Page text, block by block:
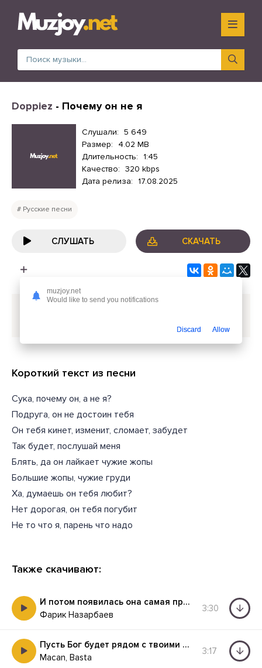
Doppiez - Почему он не я
Слушали: 5 649
Размер:
4.02 MB
Длительность: 1:45
Качество: 320 kbps
Дата релиза: 17.08.2025
Русские песни
СЛУШАТЬ СКАЧАТЬ
Короткий текст из песни
Сука, почему он, а не я?
Подруга, он не достоин тебя
Он тебя кинет, изменит, сломает, забудет
Так будет, послушай меня
Блять, да он лайкает чужие жопы
Большие жопы, чужие груди
Ха, думаешь он тебя любит?
Нет дорогая, он тебя погубит
Не то что я, парень что надо
Также скачивают:
И потом появилась она самая прекрасная девушка на всём белом свете
Фарик Назарбаев
3:30
Пусть Бог будет рядом с твоими планами
Macan, Basta
3:17
muzjoy.net
Would like to send you notifications
Discard Allow